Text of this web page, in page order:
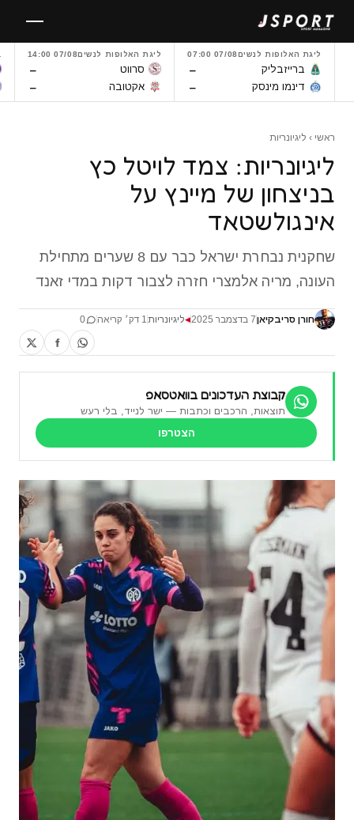
לתוכן
ליגת האלופות לנשים07/08 07:00
ברייזבליק –
דינמו מינסק –
ליגת האלופות לנשים07/08 14:00
סרווט –
אקטובה –
ראשי › ליגיונריות
ליגיונריות: צמד לויטל כץ
בניצחון של מיינץ על
אינגולשטאד
שחקנית נבחרת ישראל כבר עם 8 שערים מתחילת
העונה, מריה אלמצרי חזרה לצבור דקות במדי זאנד
חורן סריבקיאן7 בדצמבר 2025 ◀ליגיונריות1 דק׳ קריאה 0
קבוצת העדכונים בוואטסאפ
תוצאות, הרכבים וכתבות — ישר לנייד, בלי רעש
הצטרפו